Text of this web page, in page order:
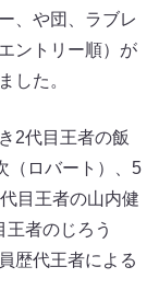
、や団、ラブレ
ントリー順）が
した。
2代目王者の飯
（ロバート）、5
目王者の山内健
者のじろう
歴代王者による